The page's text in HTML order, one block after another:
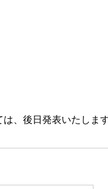
、後日発表いたしま